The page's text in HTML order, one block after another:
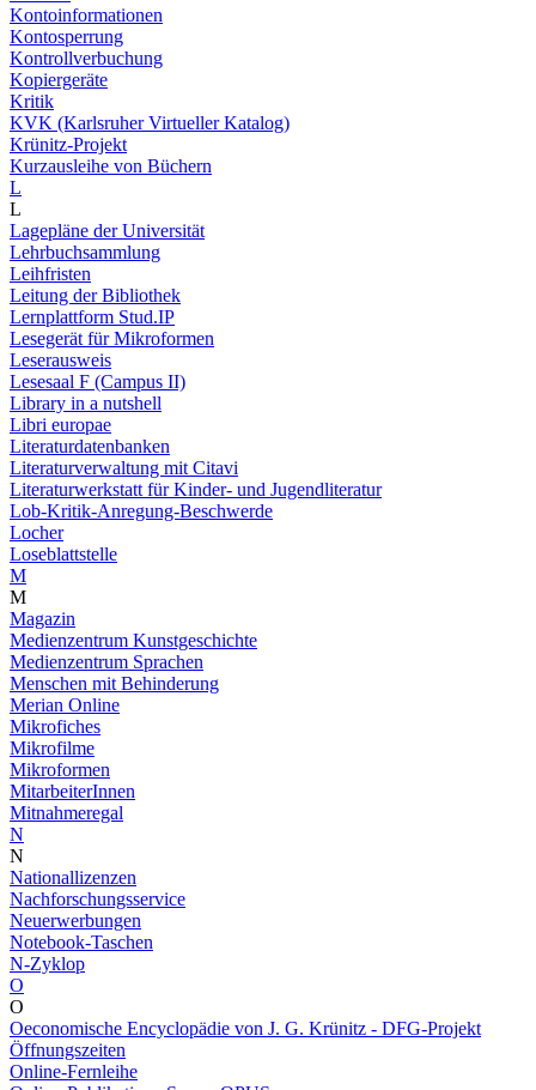
Kontoinformationen
Kontosperrung
Kontrollverbuchung
Kopiergeräte
Kritik
KVK (Karlsruher Virtueller Katalog)
Krünitz-Projekt
Kurzausleihe von Büchern
L
L
Lagepläne der Universität
Lehrbuchsammlung
Leihfristen
Leitung der Bibliothek
Lernplattform Stud.IP
Lesegerät für Mikroformen
Leserausweis
Lesesaal F (Campus II)
Library in a nutshell
Libri europae
Literaturdatenbanken
Literaturverwaltung mit Citavi
Literaturwerkstatt für Kinder- und Jugendliteratur
Lob-Kritik-Anregung-Beschwerde
Locher
Loseblattstelle
M
M
Magazin
Medienzentrum Kunstgeschichte
Medienzentrum Sprachen
Menschen mit Behinderung
Merian Online
Mikrofiches
Mikrofilme
Mikroformen
MitarbeiterInnen
Mitnahmeregal
N
N
Nationallizenzen
Nachforschungsservice
Neuerwerbungen
Notebook-Taschen
N-Zyklop
O
O
Oeconomische Encyclopädie von J. G. Krünitz - DFG-Projekt
Öffnungszeiten
Online-Fernleihe